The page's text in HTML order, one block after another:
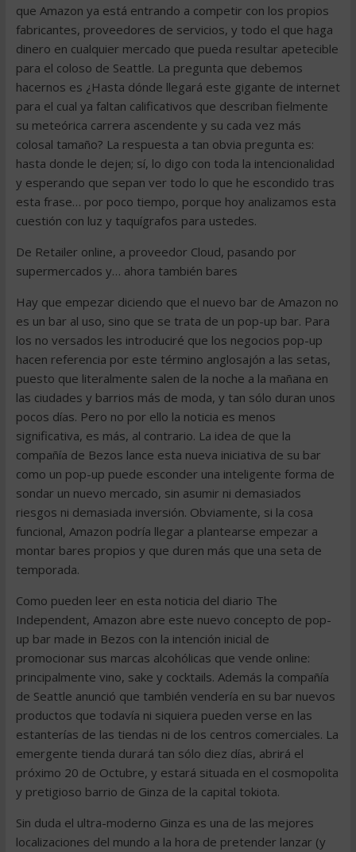
que Amazon ya está entrando a competir con los propios
fabricantes, proveedores de servicios, y todo el que haga
dinero en cualquier mercado que pueda resultar apetecible
para el coloso de Seattle. La pregunta que debemos
hacernos es ¿Hasta dónde llegará este gigante de internet
para el cual ya faltan calificativos que describan fielmente
su meteórica carrera ascendente y su cada vez más
colosal tamaño? La respuesta a tan obvia pregunta es:
hasta donde le dejen; sí, lo digo con toda la intencionalidad
y esperando que sepan ver todo lo que he escondido tras
esta frase… por poco tiempo, porque hoy analizamos esta
cuestión con luz y taquígrafos para ustedes.
De Retailer online, a proveedor Cloud, pasando por
supermercados y… ahora también bares
Hay que empezar diciendo que el nuevo bar de Amazon no
es un bar al uso, sino que se trata de un pop-up bar. Para
los no versados les introduciré que los negocios pop-up
hacen referencia por este término anglosajón a las setas,
puesto que literalmente salen de la noche a la mañana en
las ciudades y barrios más de moda, y tan sólo duran unos
pocos días. Pero no por ello la noticia es menos
significativa, es más, al contrario. La idea de que la
compañía de Bezos lance esta nueva iniciativa de su bar
como un pop-up puede esconder una inteligente forma de
sondar un nuevo mercado, sin asumir ni demasiados
riesgos ni demasiada inversión. Obviamente, si la cosa
funcional, Amazon podría llegar a plantearse empezar a
montar bares propios y que duren más que una seta de
temporada.
Como pueden leer en esta noticia del diario The
Independent, Amazon abre este nuevo concepto de pop-
up bar made in Bezos con la intención inicial de
promocionar sus marcas alcohólicas que vende online:
principalmente vino, sake y cocktails. Además la compañía
de Seattle anunció que también vendería en su bar nuevos
productos que todavía ni siquiera pueden verse en las
estanterías de las tiendas ni de los centros comerciales. La
emergente tienda durará tan sólo diez días, abrirá el
próximo 20 de Octubre, y estará situada en el cosmopolita
y pretigioso barrio de Ginza de la capital tokiota.
Sin duda el ultra-moderno Ginza es una de las mejores
localizaciones del mundo a la hora de pretender lanzar (y